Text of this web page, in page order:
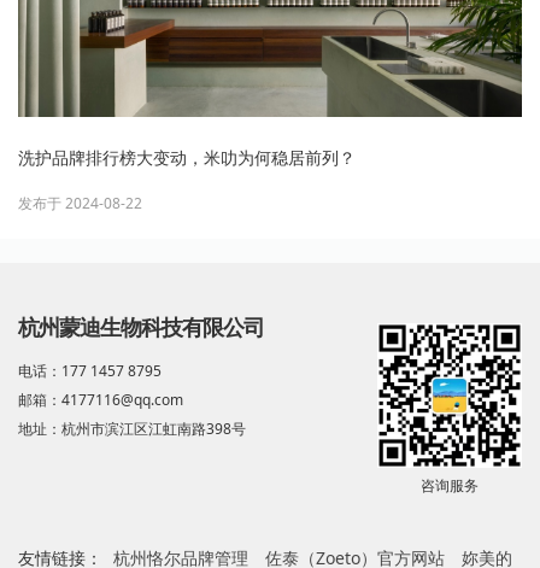
洗护品牌排行榜大变动，米叻为何稳居前列？
发布于 2024-08-22
杭州蒙迪生物科技有限公司
电话：177 1457 8795
邮箱：4177116@qq.com
地址：杭州市滨江区江虹南路398号
咨询服务
友情链接： 杭州恪尔品牌管理 佐泰（Zoeto）官方网站 妳美的